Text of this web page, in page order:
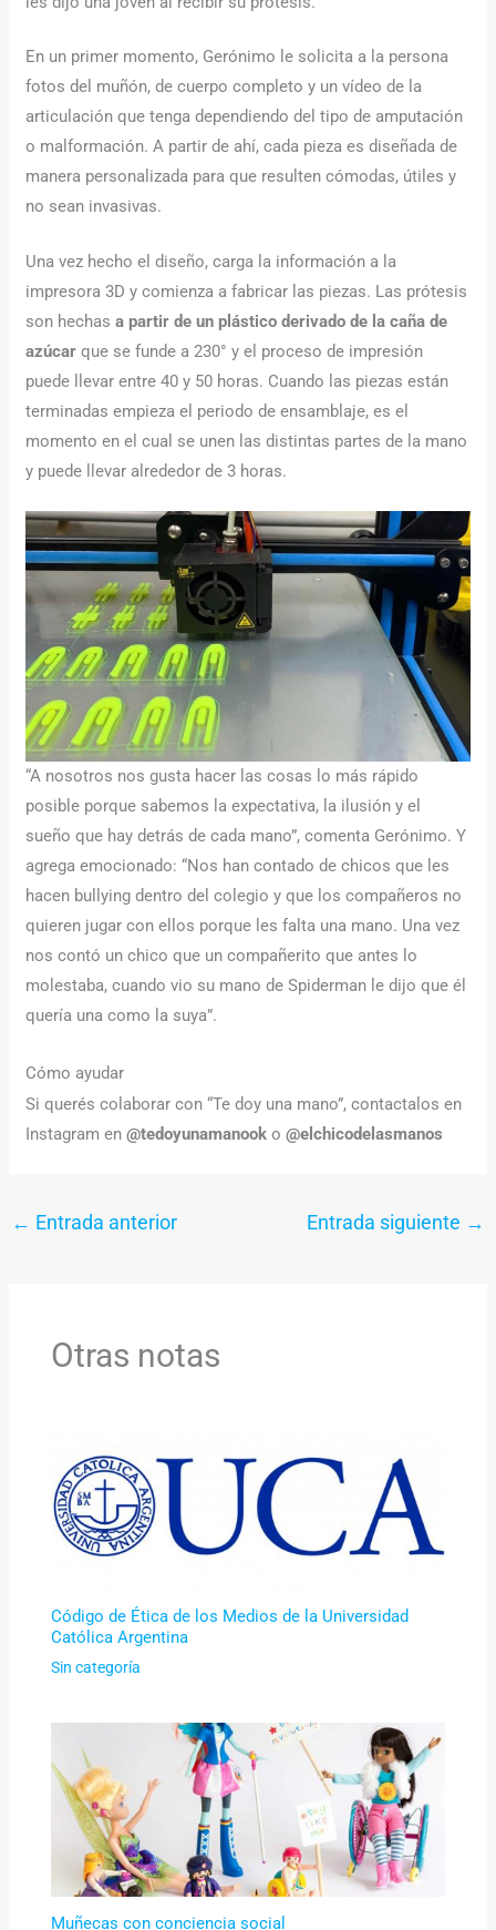
En un primer momento, Gerónimo le solicita a la persona
fotos del muñón, de cuerpo completo y un vídeo de la
articulación que tenga dependiendo del tipo de amputación
o malformación. A partir de ahí, cada pieza es diseñada de
manera personalizada para que resulten cómodas, útiles y
no sean invasivas.
Una vez hecho el diseño, carga la información a la
impresora 3D y comienza a fabricar las piezas. Las prótesis
son hechasa partir de un plástico derivado de la caña de
azúcar que se funde a 230° y el proceso de impresión
puede llevar entre 40 y 50 horas. Cuando las piezas están
terminadas empieza el periodo de ensamblaje, es el
momento en el cual se unen las distintas partes de la mano
y puede llevar alrededor de 3 horas.
“A nosotros nos gusta hacer las cosas lo más rápido
posible porque sabemos la expectativa, la ilusión y el
sueño que hay detrás de cada mano”, comenta Gerónimo. Y
agrega emocionado: “Nos han contado de chicos que les
hacen bullying dentro del colegio y que los compañeros no
quieren jugar con ellos porque les falta una mano. Una vez
nos contó un chico que un compañerito que antes lo
molestaba, cuando vio su mano de Spiderman le dijo que él
quería una como la suya”.
Cómo ayudar
Si querés colaborar con “Te doy una mano”, contactalos en
Instagram en@tedoyunamanook o@elchicodelasmanos
← Entrada anterior Entrada siguiente →
Otras notas
Código de Ética de los Medios de la Universidad
Católica Argentina
Sin categoría
Muñecas con conciencia social